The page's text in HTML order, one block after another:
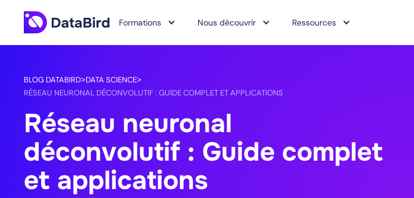
Formations Nous découvrir Ressources
BLOG DATABIRD>DATA SCIENCE>
RÉSEAU NEURONAL DÉCONVOLUTIF : GUIDE COMPLET ET APPLICATIONS
Réseau neuronal
déconvolutif : Guide complet
et applications